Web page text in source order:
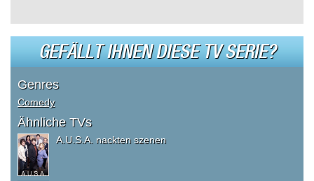
GEFÄLLT IHNEN DIESE TV SERIE?
Genres
Comedy
Ähnliche TVs
A.U.S.A. nackten szenen